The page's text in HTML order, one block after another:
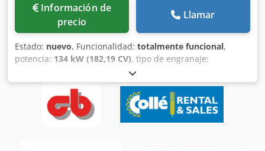
Información de
precio
Llamar
Estado: nuevo, Funcionalidad: totalmente funcional,
potencia: 134 kW (182,19 CV), tipo de engranaje:
, tipo de combustible:
depósito de combustible:24 l, color:amarillo, peso total:
, peso en vacío: 2.333 kg
, estado del neumático:
, condición de conducción:100 %, estado de la
100 % , clase de emisión:Euro 5, Año de